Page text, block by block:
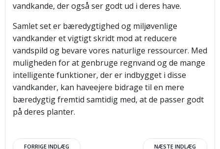
vandkande, der også ser godt ud i deres have.
Samlet set er bæredygtighed og miljøvenlige
vandkander et vigtigt skridt mod at reducere
vandspild og bevare vores naturlige ressourcer. Med
muligheden for at genbruge regnvand og de mange
intelligente funktioner, der er indbygget i disse
vandkander, kan haveejere bidrage til en mere
bæredygtig fremtid samtidig med, at de passer godt
på deres planter.
FORRIGE INDLÆG NÆSTE INDLÆG